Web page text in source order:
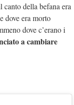
della befana era
dove era morto
dove c’erano i
a cambiare